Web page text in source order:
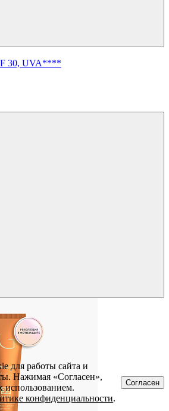
30, UVA****
для работы сайта и
Нажимая «Согласен»,
использованием.
конфиденциальности.
Согласен